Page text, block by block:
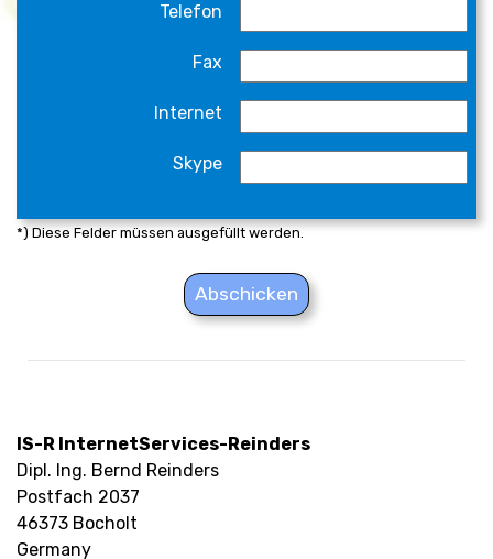
Telefon
Fax
Internet
Skype
*) Diese Felder müssen ausgefüllt werden.
Abschicken
IS-R InternetServices-Reinders
Dipl. Ing. Bernd Reinders
Postfach 2037
46373 Bocholt
Germany